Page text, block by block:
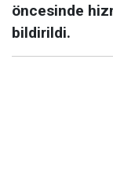
öncesinde
bildirildi.